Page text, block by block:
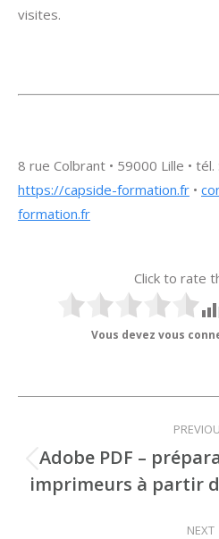
visites.
8 rue Colbrant • 59000 Lille •
https://capside-formation.fr •
formation.fr
Click to rate
Vous devez vous
Navigation
de
commentaire
Adobe PDF –
imprimeurs à partir
NEXT